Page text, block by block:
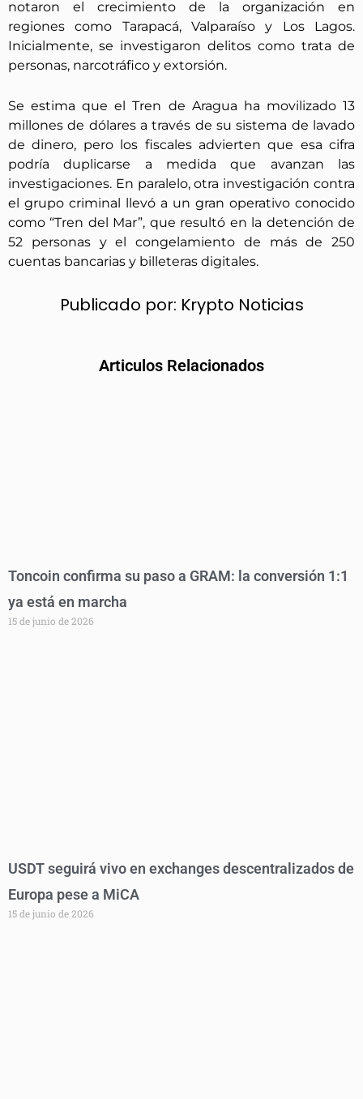
notaron el crecimiento de la organización en
regiones como Tarapacá, Valparaíso y Los Lagos.
Inicialmente, se investigaron delitos como trata de
personas, narcotráfico y extorsión.
Se estima que el Tren de Aragua ha movilizado 13
millones de dólares a través de su sistema de lavado
de dinero, pero los fiscales advierten que esa cifra
podría duplicarse a medida que avanzan las
investigaciones. En paralelo, otra investigación contra
el grupo criminal llevó a un gran operativo conocido
como “Tren del Mar”, que resultó en la detención de
52 personas y el congelamiento de más de 250
cuentas bancarias y billeteras digitales.
Publicado por: Krypto Noticias
Articulos Relacionados
Toncoin confirma su paso a GRAM: la conversión 1:1
ya está en marcha
15 de junio de 2026
USDT seguirá vivo en exchanges descentralizados de
Europa pese a MiCA
15 de junio de 2026